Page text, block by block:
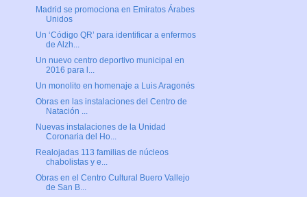
Madrid se promociona en Emiratos Árabes
Unidos
Un ‘Código QR’ para identificar a enfermos
de Alzh...
Un nuevo centro deportivo municipal en
2016 para l...
Un monolito en homenaje a Luis Aragonés
Obras en las instalaciones del Centro de
Natación ...
Nuevas instalaciones de la Unidad
Coronaria del Ho...
Realojadas 113 familias de núcleos
chabolistas y e...
Obras en el Centro Cultural Buero Vallejo
de San B...